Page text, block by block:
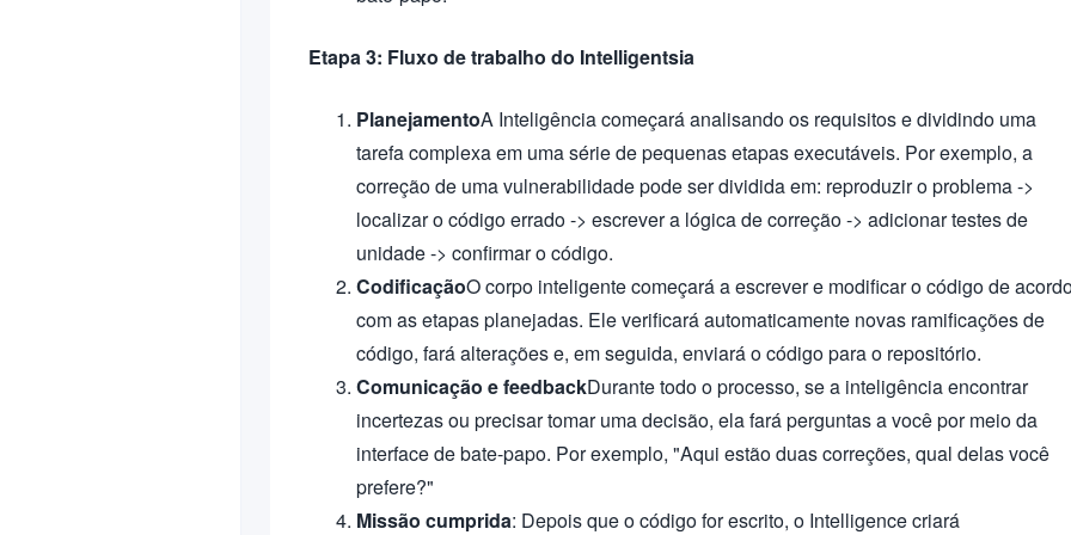
Etapa 3: Fluxo de trabalho do Intelligentsia
PlanejamentoA Inteligência começará analisando os requisitos e dividindo uma
tarefa complexa em uma série de pequenas etapas executáveis. Por exemplo, a
correção de uma vulnerabilidade pode ser dividida em: reproduzir o problema ->
localizar o código errado -> escrever a lógica de correção -> adicionar testes de
unidade -> confirmar o código.
CodificaçãoO corpo inteligente começará a escrever e modificar o código de
com as etapas planejadas. Ele verificará automaticamente novas ramificações de
código, fará alterações e, em seguida, enviará o código para o repositório.
Comunicação e feedbackDurante todo o processo, se a inteligência encontrar
incertezas ou precisar tomar uma decisão, ela fará perguntas a você por meio da
interface de bate-papo. Por exemplo, "Aqui estão duas correções, qual delas você
prefere?"
Missão cumprida: Depois que o código for escrito, o Intelligence criará